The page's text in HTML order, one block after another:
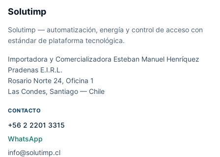
Solutimp
Solutimp — automatización, energía y control de acceso con
estándar de plataforma tecnológica.
Importadora y Comercializadora Esteban Manuel Henríquez
Pradenas E.I.R.L.
Rosario Norte 24, Oficina 1
Las Condes, Santiago — Chile
CONTACTO
+56 2 2201 3315
WhatsApp
info@solutimp.cl